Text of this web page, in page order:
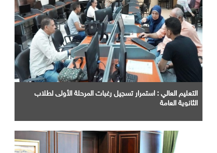
التعليم العالي : استمرار تسجيل رغبات المرحلة الأولى لطلاب
الثانوية العامة